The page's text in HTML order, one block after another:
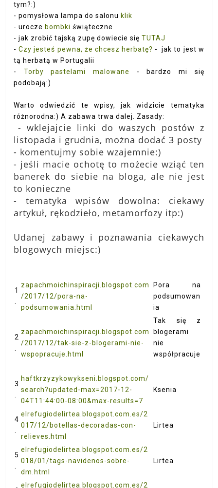
tym?:)
- pomysłowa lampa do salonu klik
- urocze bombki świąteczne
- jak zrobić tajską zupę dowiecie sięTUTAJ
-Czy jesteś pewna, że chcesz herbatę? - jak to jest w
tą herbatą w Portugalii
- Torby pastelami malowane
- bardzo mi się
podobają:)
Warto odwiedzić te wpisy, jak widzicie tematyka
różnorodna:) A zabawa trwa dalej. Zasady:
- wklejajcie linki do waszych postów z
listopada i grudnia, można dodać 3 posty
- komentujmy sobie wzajemnie:)
- jeśli macie ochotę to możecie wziąć ten
banerek do siebie na bloga, ale nie jest
to konieczne
- tematyka wpisów dowolna: ciekawy
artykuł, rękodzieło, metamorfozy itp:)
Udanej zabawy i poznawania ciekawych
blogowych miejsc:)
1
zapachmoichinspiracji.blogspot.com
/2017/12/pora-na-
podsumowania.html
Pora na
podsumowan
ia
2
zapachmoichinspiracji.blogspot.com
/2017/12/tak-sie-z-blogerami-nie-
wspopracuje.html
Tak się z
blogerami
nie
współpracuje
3
haftkrzyzykowykseni.blogspot.com/
search?updated-max=2017-12-
04T11:44:00-08:00&max-results=7
Ksenia
4
elrefugiodelirtea.blogspot.com.es/2
017/12/botellas-decoradas-con-
relieves.html
Lirtea
5
elrefugiodelirtea.blogspot.com.es/2
018/01/tags-navidenos-sobre-
dm.html
Lirtea
elrefugiodelirtea.blogspot.com.es/2